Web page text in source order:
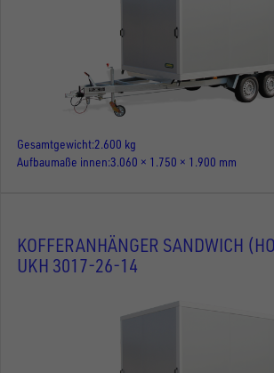
Gesamtgewicht2.600 kg
Aufbaumaße innen 3.060 × 1.750 × 1.900 mm
KOFFERANHÄNGER SANDWICH
UKH 3017-26-14